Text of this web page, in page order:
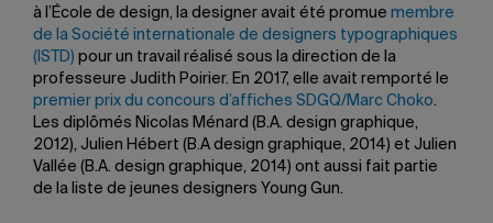
à l’École de design, la designer avait été promue membre
de la Société internationale de designers typographiques
(ISTD) pour un travail réalisé sous la direction de la
professeure Judith Poirier. En 2017, elle avait remporté le
premier prix du concours d’affiches SDGQ/Marc Choko.
Les diplômés Nicolas Ménard (B.A. design graphique,
2012), Julien Hébert (B.A design graphique, 2014) et Julien
Vallée (B.A. design graphique, 2014) ont aussi fait partie
de la liste de jeunes designers Young Gun.